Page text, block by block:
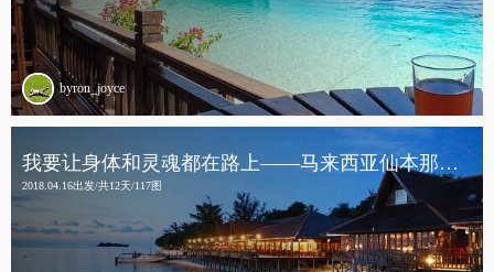
byron_joyce
我要让身体和灵魂都在路上——马来西亚仙本那、马达京岛、邦邦岛、马步岛十二日游
2018.04.16出发/共12天/117图